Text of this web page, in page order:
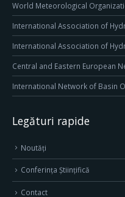
World Meteorological
International Association of
International Association of
Central and Eastern European
International Network of Basin
Legături rapide
Noutăți
Conferința Științifică
Contact